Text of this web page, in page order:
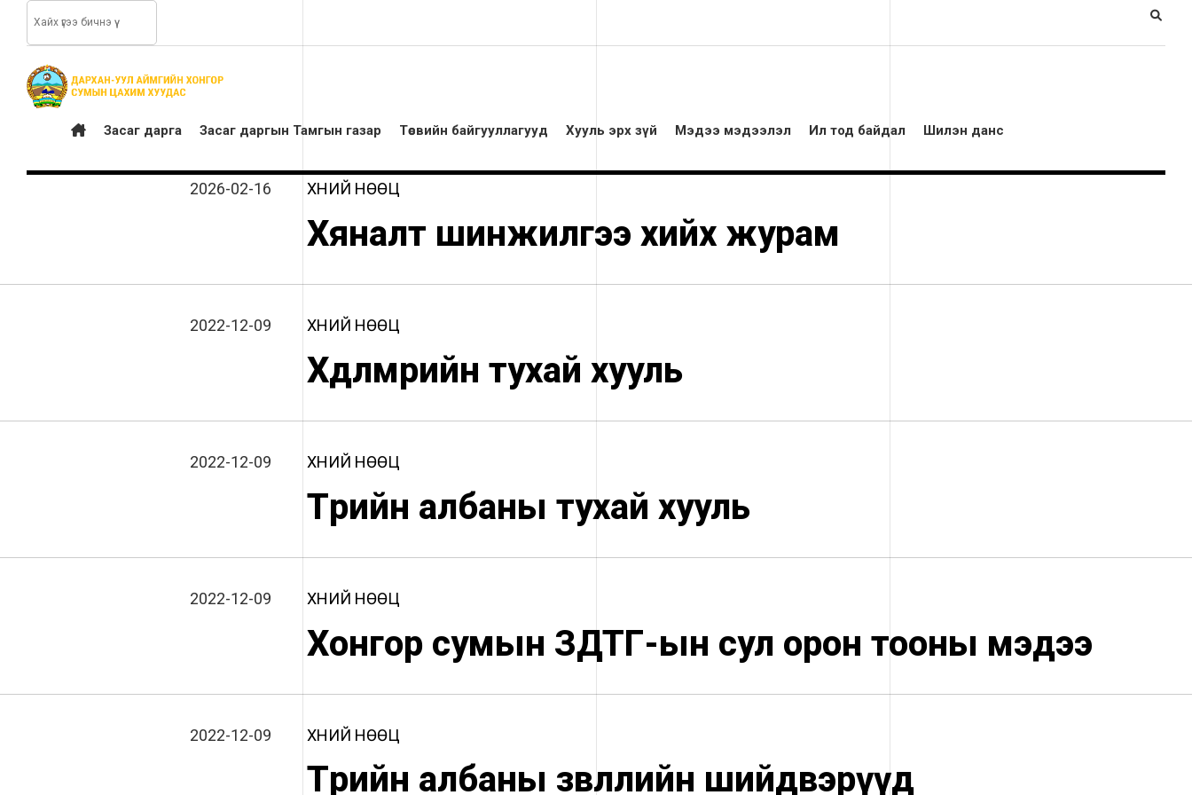
Засаг дарга Засаг даргын Тамгын газар Төсвийн байгууллагууд Хууль эрх зүй Мэдээ мэдээлэл Ил тод байдал Шилэн данс
2026-02-16 ХҮНИЙ НӨӨЦ
Хяналт шинжилгээ хийх журам
2022-12-09 ХҮНИЙ НӨӨЦ
Хөдөлмөрийн тухай хууль
2022-12-09 ХҮНИЙ НӨӨЦ
Төрийн албаны тухай хууль
2022-12-09 ХҮНИЙ НӨӨЦ
Хонгор сумын ЗДТГ-ын сул орон тооны мэдээ
2022-12-09 ХҮНИЙ НӨӨЦ
Төрийн албаны зөвлөлийн шийдвэрүүд